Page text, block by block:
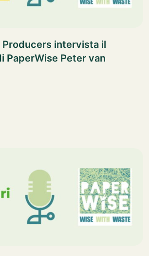
Producers intervista il
PaperWise Peter van